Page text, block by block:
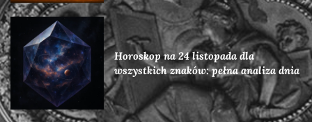
Horoskop na 24 listopada dla
wszystkich znaków: pełna analiza dnia